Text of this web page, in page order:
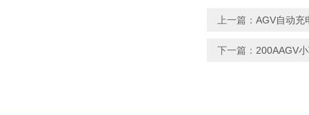
上一篇： AGV自动充
下一篇： 200AAGV